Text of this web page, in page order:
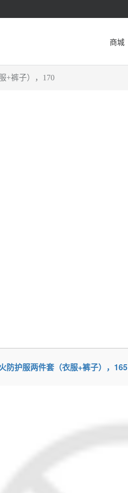
商城
+裤子），170
防护服两件套（衣服+裤子），165